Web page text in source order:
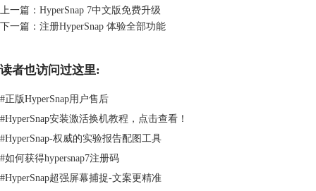
上一篇： HyperSnap 7中文版免费升级
下一篇： 注册HyperSnap 体验全部功能
读者也访问过这里:
#正版HyperSnap用户售后
#HyperSnap安装激活换机教程，点击查看！
#HyperSnap-权威的实验报告配图工具
#如何获得hypersnap7注册码
#HyperSnap超强屏幕捕捉-文案更精准